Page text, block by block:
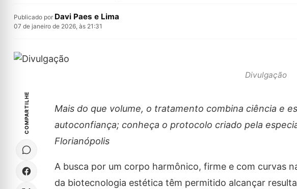
Publicado por Davi Paes e Lima
07 de janeiro de 2026, às 21:31
Divulgação
COMPARTILHE
Mais do que volume, o tratamento combina ciência e
autoconfiança; conheça o protocolo criado pela
Florianópolis
A busca por um corpo harmônico, firme e com curvas
da biotecnologia estética têm permitido alcançar